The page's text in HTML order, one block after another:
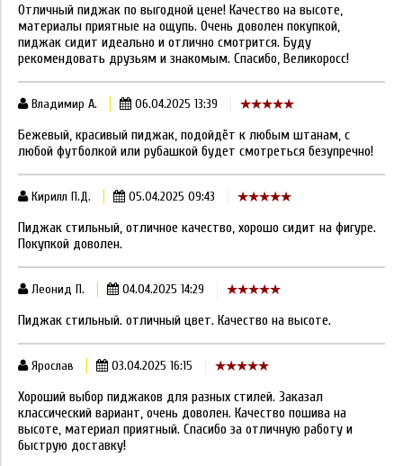
Отличный пиджак по выгодной цене! Качество на высоте,
материалы приятные на ощупь. Очень доволен покупкой,
пиджак сидит идеально и отлично смотрится. Буду
рекомендовать друзьям и знакомым. Спасибо, Великоросс!
Владимир А. 06.04.2025 13:39
Бежевый, красивый пиджак, подойдёт к любым штанам, с
любой футболкой или рубашкой будет смотреться безупречно!
Кирилл П.Д. 05.04.2025 09:43
Пиджак стильный, отличное качество, хорошо сидит на фигуре.
Покупкой доволен.
Леонид П. 04.04.2025 14:29
Пиджак стильный. отличный цвет. Качество на высоте.
Ярослав 03.04.2025 16:15
Хороший выбор пиджаков для разных стилей. Заказал
классический вариант, очень доволен. Качество пошива на
высоте, материал приятный. Спасибо за отличную работу и
быструю доставку!